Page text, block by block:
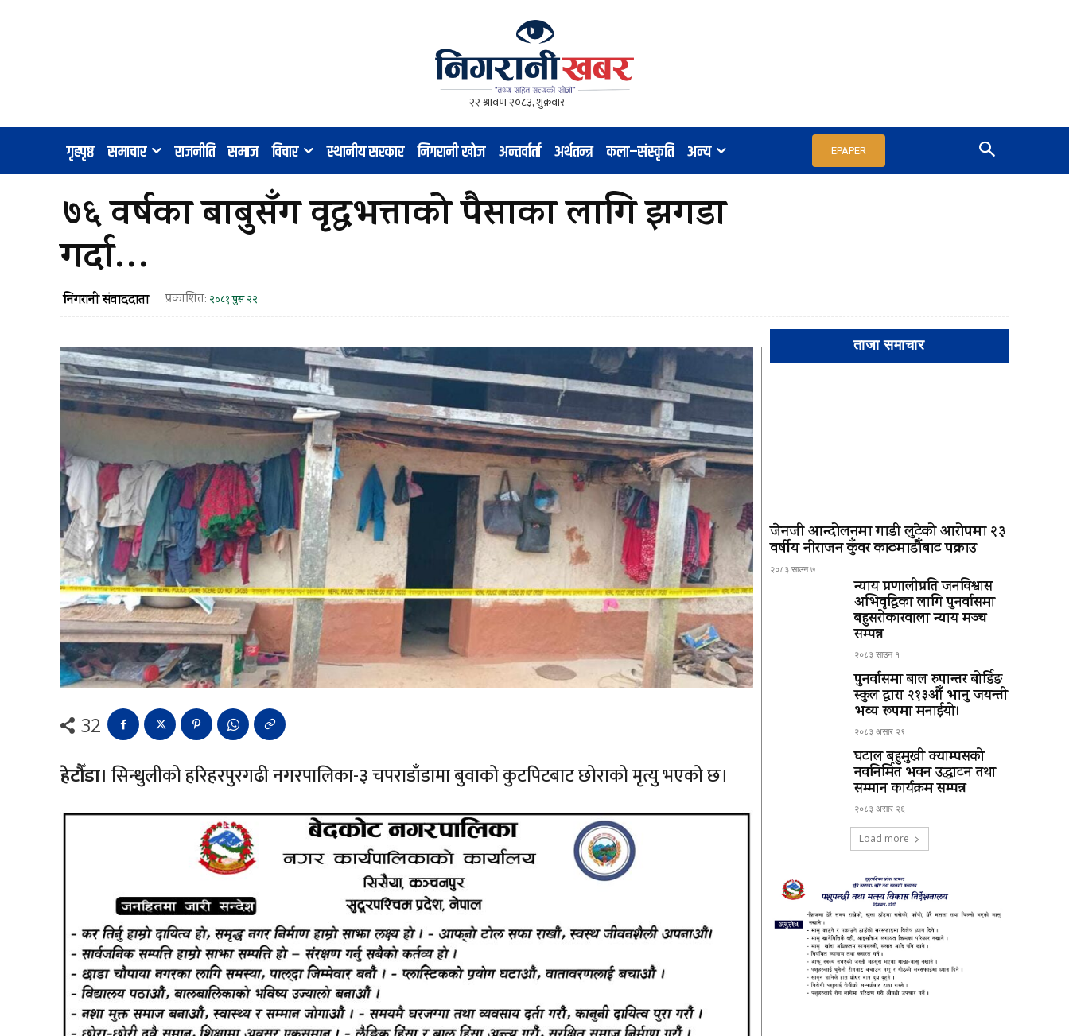
गृहपृष्ठ समाचार राजनीति समाज विचार स्थानीय सरकार निगरानी खोज अन्तर्वार्ता अर्थतन्त्र कला–संस्कृति अन्य EPAPER
७६ वर्षका बाबुसँग वृद्धभत्ताको पैसाका लागि झगडा
गर्दा…
निगरानी संवाददाता प्रकाशित: २०८१ पुस २२
32
हेटौँडा। सिन्धुलीको हरिहरपुरगढी नगरपालिका-३ चपराडाँडामा बुवाको कुटपिटबाट छोराको मृत्यु भएको छ।
ताजा समाचार
जेनजी आन्दोलनमा गाडी लुटेको आरोपमा २३
वर्षीय नीराजन कुँवर काठमाडौँबाट पक्राउ
२०८३ साउन ७
न्याय प्रणालीप्रति जनविश्वास
अभिवृद्धिका लागि पुनर्वासमा
बहुसरोकारवाला न्याय मञ्च
सम्पन्न
२०८३ साउन १
पुनर्वासमा बाल रुपान्तर बोर्डिङ
स्कुल द्धारा २१३औँ भानु जयन्ती
भव्य रूपमा मनाईयो।
२०८३ असार २९
घटाल बहुमुखी क्याम्पसको
नवनिर्मित भवन उद्घाटन तथा
सम्मान कार्यक्रम सम्पन्न
२०८३ असार २६
Load more